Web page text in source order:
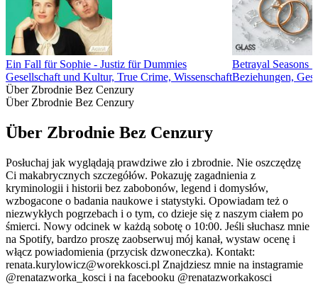
Ein Fall für Sophie - Justiz für Dummies
Gesellschaft und Kultur, True Crime, Wissenschaft
Betrayal Seasons
Beziehungen,
Über Zbrodnie Bez Cenzury
Über Zbrodnie Bez Cenzury
Über Zbrodnie Bez Cenzury
Posłuchaj jak wyglądają prawdziwe zło i zbrodnie. Nie oszczędzę
Ci makabrycznych szczegółów. Pokazuję zagadnienia z
kryminologii i historii bez zabobonów, legend i domysłów,
wzbogacone o badania naukowe i statystyki. Opowiadam też o
niezwykłych pogrzebach i o tym, co dzieje się z naszym ciałem po
śmierci. Nowy odcinek w każdą sobotę o 10:00. Jeśli słuchasz mnie
na Spotify, bardzo proszę zaobserwuj mój kanał, wystaw ocenę i
włącz powiadomienia (przycisk dzwoneczka). Kontakt:
renata.kurylowicz@worekkosci.pl Znajdziesz mnie na instagramie
@renatazworka_kosci i na facebooku @renatazworkakosci